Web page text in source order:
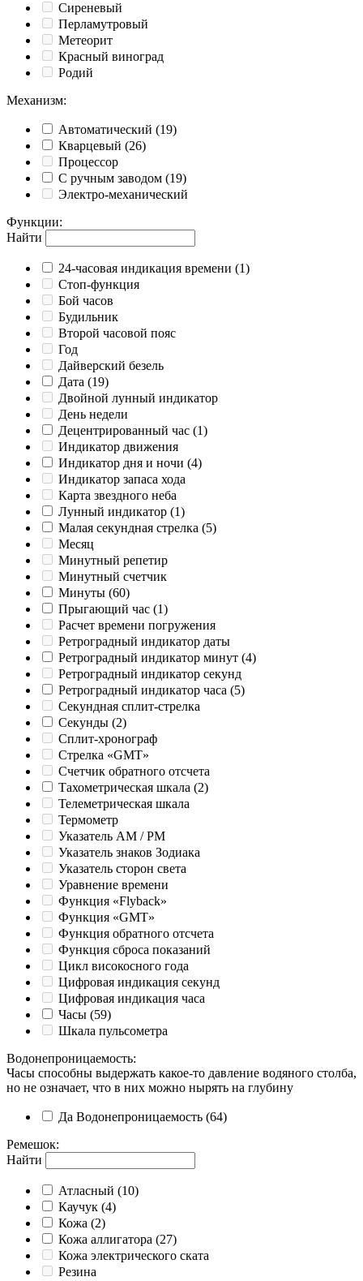
Сиреневый
Перламутровый
Метеорит
Красный виноград
Родий
Механизм:
Автоматический (19)
Кварцевый (26)
Процессор
С ручным заводом (19)
Электро-механический
Функции:
Найти
24-часовая индикация времени (1)
Cтоп-функция
Бой часов
Будильник
Второй часовой пояс
Год
Дайверский безель
Дата (19)
Двойной лунный индикатор
День недели
Децентрированный час (1)
Индикатор движения
Индикатор дня и ночи (4)
Индикатор запаса хода
Карта звездного неба
Лунный индикатор (1)
Малая секундная стрелка (5)
Месяц
Минутный репетир
Минутный счетчик
Минуты (60)
Прыгающий час (1)
Расчет времени погружения
Ретроградный индикатор даты
Ретроградный индикатор минут (4)
Ретроградный индикатор секунд
Ретроградный индикатор часа (5)
Секундная сплит-стрелка
Секунды (2)
Сплит-хронограф
Стрелка «GMT»
Счетчик обратного отсчета
Тахометрическая шкала (2)
Телеметрическая шкала
Термометр
Указатель AM / PM
Указатель знаков Зодиака
Указатель сторон света
Уравнение времени
Функция «Flyback»
Функция «GMT»
Функция обратного отсчета
Функция сброса показаний
Цикл високосного года
Цифровая индикация секунд
Цифровая индикация часа
Часы (59)
Шкала пульсометра
Водонепроницаемость:
Часы способны выдержать какое-то давление водяного столба,
но не означает, что в них можно нырять на глубину
Да Водонепроницаемость (64)
Ремешок:
Найти
Атласный (10)
Каучук (4)
Кожа (2)
Кожа аллигатора (27)
Кожа электрического ската
Резина